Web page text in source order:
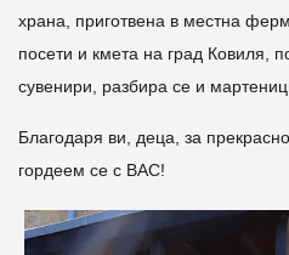
храна, приготвена в местна
посети и кмета на град Ковиля,
сувенири, разбира се и
Благодаря ви, деца, за
гордеем се с ВАС!